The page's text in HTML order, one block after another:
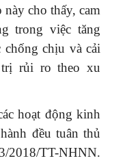
này cho thấy, cam
trong việc tăng
chống chịu và cải
trị rủi ro theo xu
hoạt động kinh
đều tuân thủ
2018/TT-NHNN.